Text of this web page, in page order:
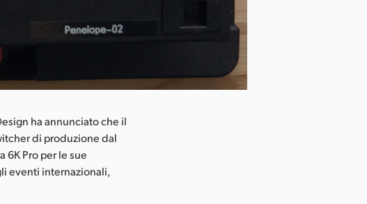
ha annunciato che il
di produzione dal
6K Pro per le sue
eventi internazionali,